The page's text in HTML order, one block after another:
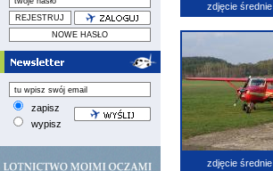
zapisz
wypisz
zdjęcie średnie
zdjęcie średnie